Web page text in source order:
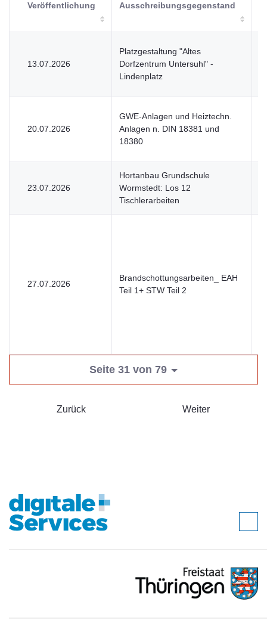
Veröffentlichung Ausschreibungsgegenstand
13.07.2026
Platzgestaltung "Altes
Dorfzentrum Untersuhl" -
Lindenplatz
20.07.2026
GWE-Anlagen und Heiztechn.
Anlagen n. DIN 18381 und
18380
23.07.2026
Hortanbau Grundschule
Wormstedt: Los 12
Tischlerarbeiten
27.07.2026
Brandschottungsarbeiten_ EAH
Teil 1+ STW Teil 2
Seite 31 von 79
Zurück Weiter